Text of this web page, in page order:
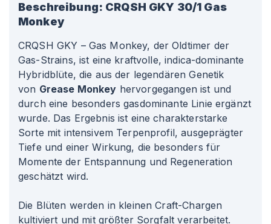
Beschreibung: CRQSH GKY 30/1 Gas
Monkey
CRQSH GKY – Gas Monkey, der Oldtimer der
Gas-Strains, ist eine kraftvolle, indica-dominante
Hybridblüte, die aus der legendären Genetik
von Grease Monkey hervorgegangen ist und
durch eine besonders gasdominante Linie ergänzt
wurde. Das Ergebnis ist eine charakterstarke
Sorte mit intensivem Terpenprofil, ausgeprägter
Tiefe und einer Wirkung, die besonders für
Momente der Entspannung und Regeneration
geschätzt wird.
Die Blüten werden in kleinen Craft-Chargen
kultiviert und mit größter Sorgfalt verarbeitet.